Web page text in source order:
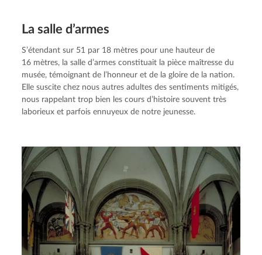
La salle d’armes
S’étendant sur 51 par 18 mètres pour une hauteur de
16 mètres, la salle d’armes constituait la pièce maîtresse du
musée, témoignant de l’honneur et de la gloire de la nation.
Elle suscite chez nous autres adultes des sentiments mitigés,
nous rappelant trop bien les cours d’histoire souvent très
laborieux et parfois ennuyeux de notre jeunesse.